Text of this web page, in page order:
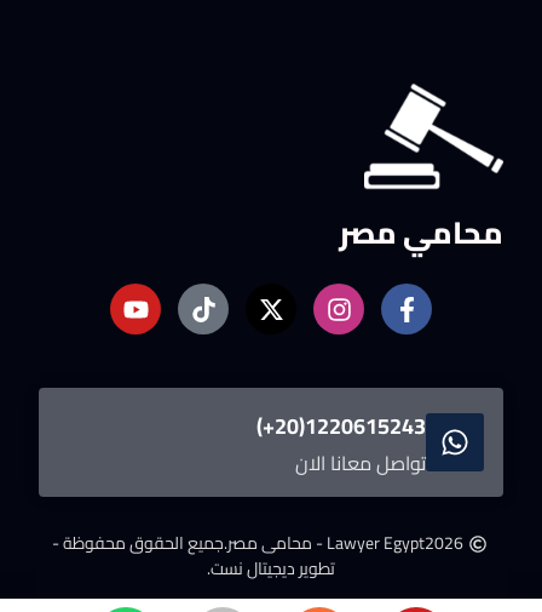
محامي مصر
1220615243(20+)
تواصل معانا الان
2026Lawyer Egypt - محامى مصر.
جميع الحقوق محفوظة -
تطوير ديجيتال نست.